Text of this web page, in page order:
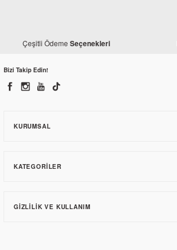
Çeşitli Ödeme Seçenekleri
Bizi Takip Edin!
KURUMSAL
KATEGORILER
GIZLILIK VE KULLANIM